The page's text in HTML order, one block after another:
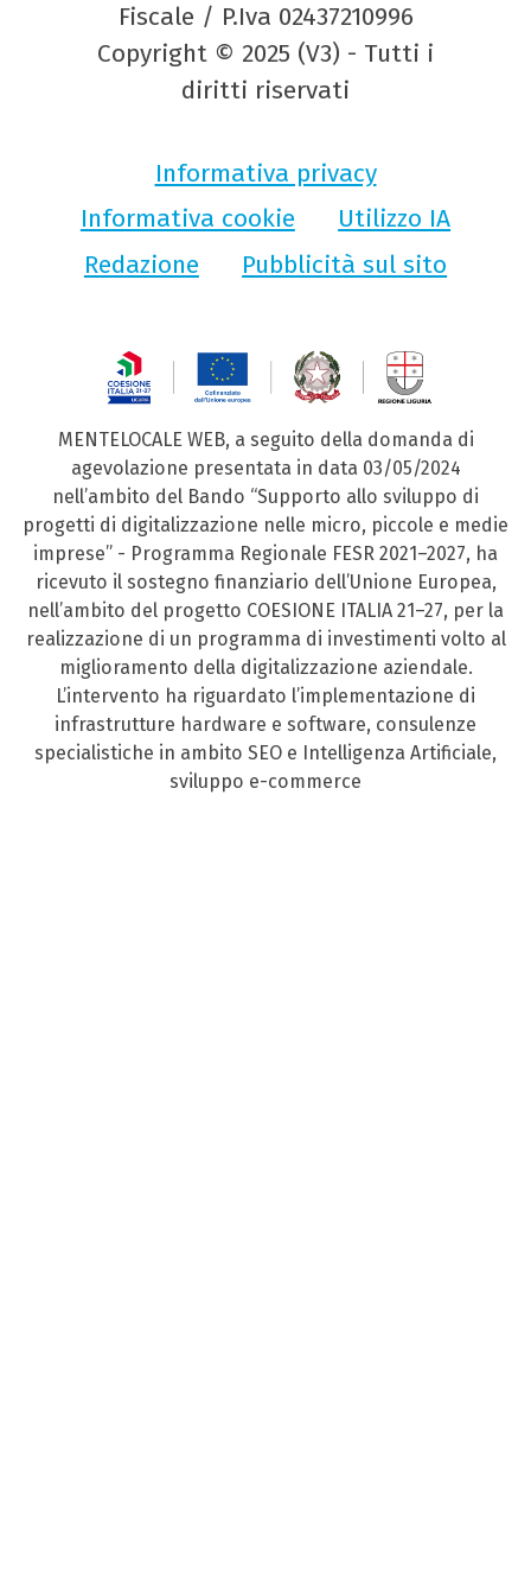
Fiscale / P.Iva 02437210996
Copyright © 2025 (V3) - Tutti i
diritti riservati
Informativa privacy
Informativa cookie
Utilizzo IA
Redazione
Pubblicità sul sito
MENTELOCALE WEB, a seguito della domanda di
agevolazione presentata in data 03/05/2024
nell’ambito del Bando “Supporto allo sviluppo di
progetti di digitalizzazione nelle micro, piccole e medie
imprese” - Programma Regionale FESR 2021–2027, ha
ricevuto il sostegno finanziario dell’Unione Europea,
nell’ambito del progetto COESIONE ITALIA 21–27, per la
realizzazione di un programma di investimenti volto al
miglioramento della digitalizzazione aziendale.
L’intervento ha riguardato l’implementazione di
infrastrutture hardware e software, consulenze
specialistiche in ambito SEO e Intelligenza Artificiale,
sviluppo e-commerce